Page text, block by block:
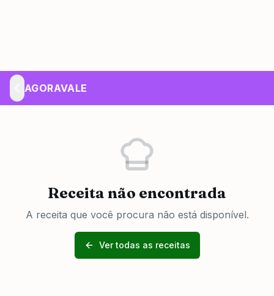
AGORAVALE
Receita não encontrada
A receita que você procura não está disponível.
Ver todas as receitas